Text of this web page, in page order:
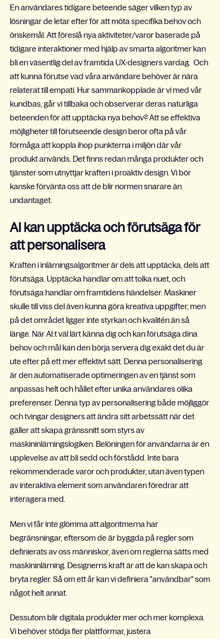
En användares tidigare beteende säger vilken typ av
lösningar de letar efter för att möta specifika behov och
önskemål. Att föreslå nya aktiviteter/varor baserade på
tidigare interaktioner med hjälp av smarta algoritmer kan
bli en väsentlig del av framtida UX-designers vardag. Och
att kunna förutse vad våra användare behöver är nära
relaterat till empati. Hur sammankopplade är vi med vår
kundbas, går vi tillbaka och observerar deras naturliga
beteenden för att upptäcka nya behov? Att se effektiva
möjligheter till förutseende design beror ofta på vår
förmåga att koppla ihop punkterna i miljön där vår
produkt används. Det finns redan många produkter och
tjänster som utnyttjar kraften i proaktiv design. Vi bör
kanske förvänta oss att de blir normen snarare än
undantaget.
AI kan upptäcka och förutsäga för
att personalisera
Kraften i inlärningsalgoritmer är dels att upptäcka, dels att
förutsäga. Upptäcka handlar om att tolka nuet, och
förutsäga handlar om framtidens händelser. Maskiner
skulle till viss del även kunna göra kreativa uppgifter, men
på det området ligger inte styrkan och kvalitén än så
länge. När AI:t väl lärt känna dig och kan förutsäga dina
behov och mål kan den börja servera dig exakt det du är
ute efter på ett mer effektivt sätt. Denna personalisering
är den automatiserade optimeringen av en tjänst som
anpassas helt och hållet efter unika användares olika
preferenser. Denna typ av personalisering både möjliggör
och tvingar designers att ändra sitt arbetssätt när det
gäller att skapa gränssnitt som styrs av
maskininlärningslogiken. Belöningen för användarna är en
upplevelse av att bli sedd och förstådd. Inte bara
rekommenderade varor och produkter, utan även typen
av interaktiva element som användaren föredrar att
interagera med.
Men vi får inte glömma att algoritmerna har
begränsningar, eftersom de är byggda på regler som
definierats av oss människor, även om reglerna sätts med
maskininlärning. Designerns kraft är att de kan skapa och
bryta regler. Så om ett år kan vi definiera "användbar" som
något helt annat.
Dessutom blir digitala produkter mer och mer komplexa.
Vi behöver stödja fler plattformar, justera